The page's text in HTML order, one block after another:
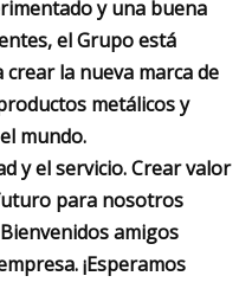
y una buena
el Grupo está
la nueva marca de
metálicos y
mundo.
y el servicio. Crear valor
para nosotros
amigos
¡Esperamos